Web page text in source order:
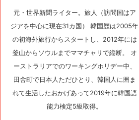
元・世界新聞ライター。旅人（訪問国はア
ジアを中心に現在31カ国） 韓国歴は2005年
の初海外旅行からスタートし、2012年には
釜山からソウルまでママチャリで縦断。 オ
ーストラリアでのワーキングホリデー中、
田舎町で日本人ただひとり、韓国人に囲ま
れて生活したおかげあって2019年に韓国語
能力検定5級取得。